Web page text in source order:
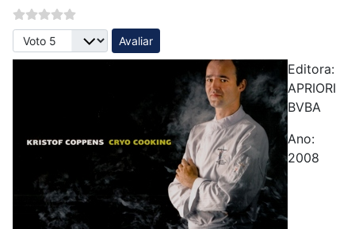
Avalie, por favor
Editora:
APRIORI
BVBA
Ano:
2008